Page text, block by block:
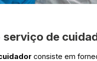
serviço de
consiste em